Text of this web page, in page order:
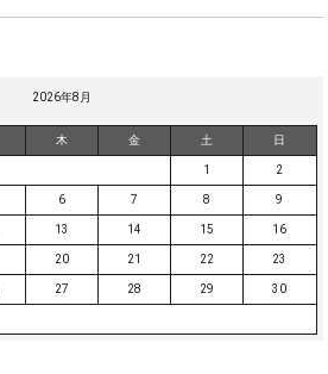
2026年8月
木 金 土 日
1 2
6 7 8 9
13 14 15 16
20 21 22 23
27 28 29 30